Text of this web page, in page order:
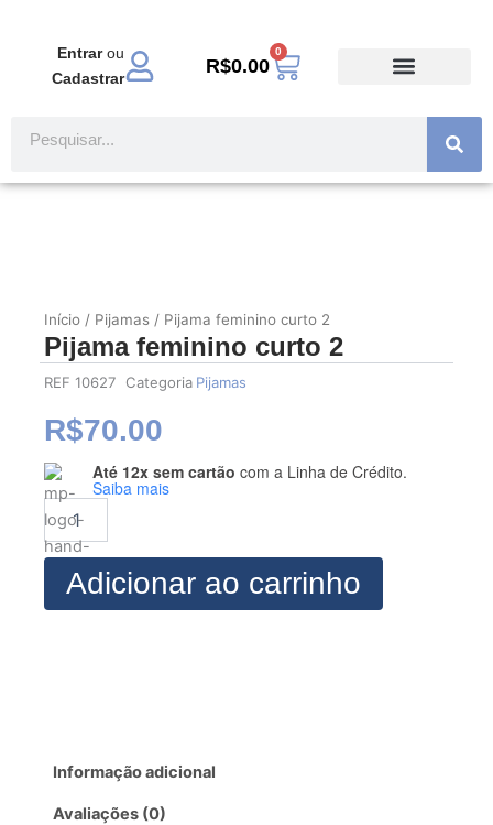
Entrarou
Cadastrar
R$0.00
0
Carrinho
Início / Pijamas / Pijama feminino curto 2
Pijama feminino curto 2
REF 10627 Categoria Pijamas
R$70.00
Até 12x sem cartão com a Linha de Crédito.
Saiba mais
Pijama
feminino
curto
2
quantidade
Adicionar ao carrinho
Informação adicional
Avaliações (0)